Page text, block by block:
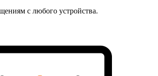
с любого устройства.